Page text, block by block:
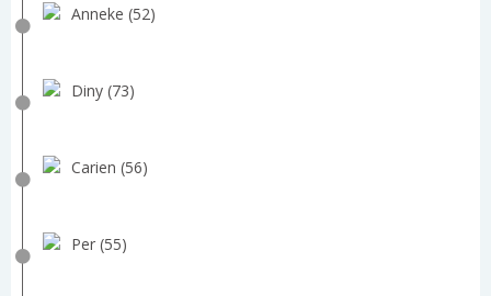
Anneke (52)
Diny (73)
Carien (56)
Per (55)